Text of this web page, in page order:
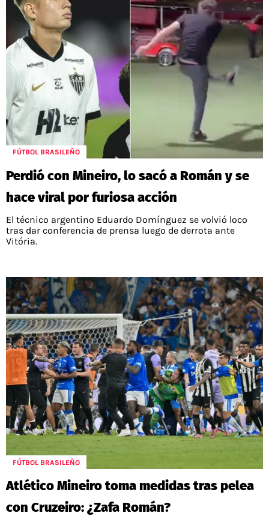
FÚTBOL BRASILEÑO
Perdió con Mineiro, lo sacó a Román y se
hace viral por furiosa acción
El técnico argentino Eduardo Domínguez se volvió loco
tras dar conferencia de prensa luego de derrota ante
Vitória.
FÚTBOL BRASILEÑO
Atlético Mineiro toma medidas tras pelea
con Cruzeiro: ¿Zafa Román?